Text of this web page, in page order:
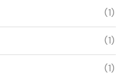
(1)
(1)
(1)